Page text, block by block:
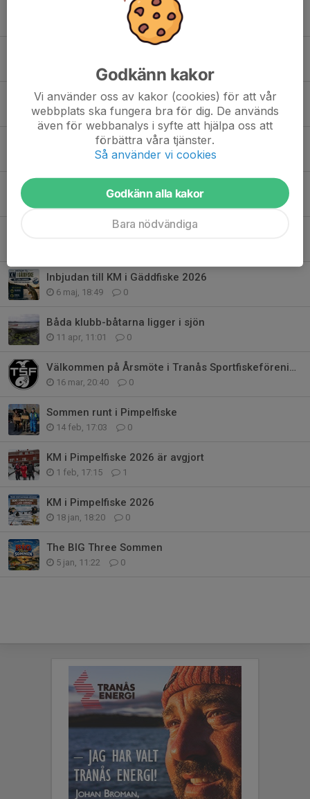
The BIG Three Sommen
0
30 maj, 20:32 0
Inbjudan till KM i Gäddfiske 2026
17 maj, 13:45 0
Första Metaredagen 2026 avgjord
14 maj, 15:50 0
Utrustning till Metaredagen
Första Metaredagen 2026
Inbjudan till KM i Gäddfiske 2026
6 maj, 18:49 0
Båda klubb-båtarna ligger i sjön
11 apr, 11:01 0
Välkommen på Årsmöte i Tranås Sportfiskeförening!
16 mar, 20:40 0
Sommen runt i Pimpelfiske
14 feb, 17:03 0
KM i Pimpelfiske 2026 är avgjort
1 feb, 17:15 1
KM i Pimpelfiske 2026
18 jan, 18:20 0
The BIG Three Sommen
5 jan, 11:22 0
Godkänn kakor
Vi använder oss av kakor (cookies) för att vår
webbplats ska fungera bra för dig. De används
även för webbanalys i syfte att hjälpa oss att
förbättra våra tjänster.
Så använder vi cookies
Godkänn alla kakor
Bara nödvändiga